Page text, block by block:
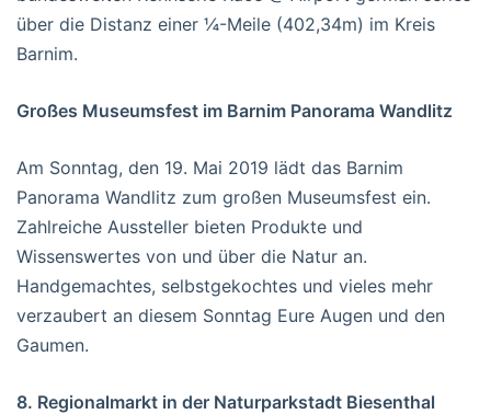
über die Distanz einer ¼-Meile (402,34m) im Kreis
Barnim.
Großes Museumsfest im Barnim Panorama Wandlitz
Am Sonntag, den 19. Mai 2019 lädt das Barnim
Panorama Wandlitz zum großen Museumsfest ein.
Zahlreiche Aussteller bieten Produkte und
Wissenswertes von und über die Natur an.
Handgemachtes, selbstgekochtes und vieles mehr
verzaubert an diesem Sonntag Eure Augen und den
Gaumen.
8. Regionalmarkt in der Naturparkstadt Biesenthal